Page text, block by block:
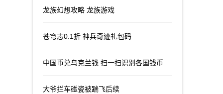
龙族幻想攻略 龙族游戏
苍穹志0.1折 神兵奇迹礼包码
中国币兑乌克兰钱 扫一扫识别各国钱币
大爷拦车碰瓷被踹飞后续